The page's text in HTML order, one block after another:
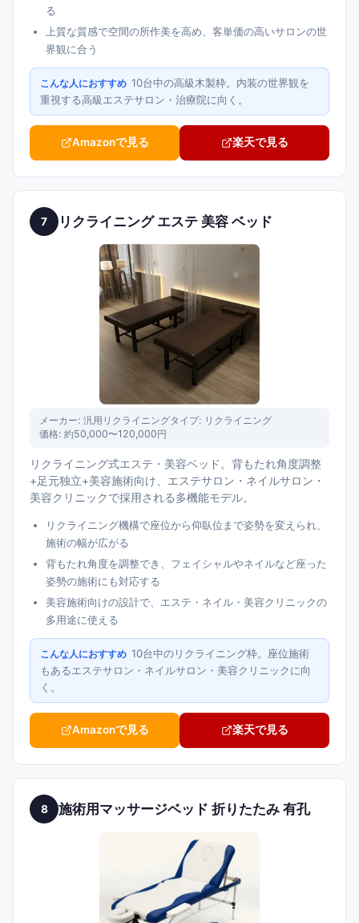
る
上質な質感で空間の所作美を高め、客単価の高いサロンの世
界観に合う
こんな人におすすめ 10台中の高級木製枠。内装の世界観を
重視する高級エステサロン・治療院に向く。
Amazonで見る 楽天で見る
7 リクライニング エステ 美容 ベッド
メーカー: 汎用リクライニングタイプ: リクライニング
価格: 約50,000〜120,000円
リクライニング式エステ・美容ベッド。背もたれ角度調整
+足元独立+美容施術向け、エステサロン・ネイルサロン・
美容クリニックで採用される多機能モデル。
リクライニング機構で座位から仰臥位まで姿勢を変えられ、
施術の幅が広がる
背もたれ角度を調整でき、フェイシャルやネイルなど座った
姿勢の施術にも対応する
美容施術向けの設計で、エステ・ネイル・美容クリニックの
多用途に使える
こんな人におすすめ 10台中のリクライニング枠。座位施術
もあるエステサロン・ネイルサロン・美容クリニックに向
く。
Amazonで見る 楽天で見る
8 施術用マッサージベッド 折りたたみ 有孔